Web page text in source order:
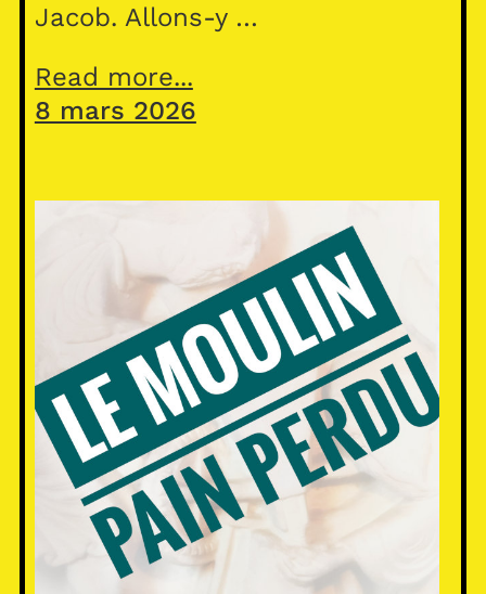
Jacob. Allons-y …
Read more...
8 mars 2026